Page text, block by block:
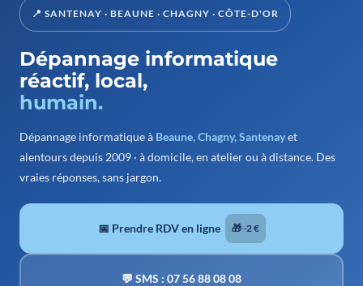
📍 SANTENAY · BEAUNE · CHAGNY · CÔTE-D'OR
Dépannage informatique
réactif, local,
humain.
Dépannage informatique à Beaune, Chagny, Santenayet
alentours depuis 2009 · à domicile, en atelier ou à distance. Des
vraies réponses, sans jargon.
📅 Prendre RDV en ligne 🎁 -2 €
💬 SMS : 07 56 88 08 08